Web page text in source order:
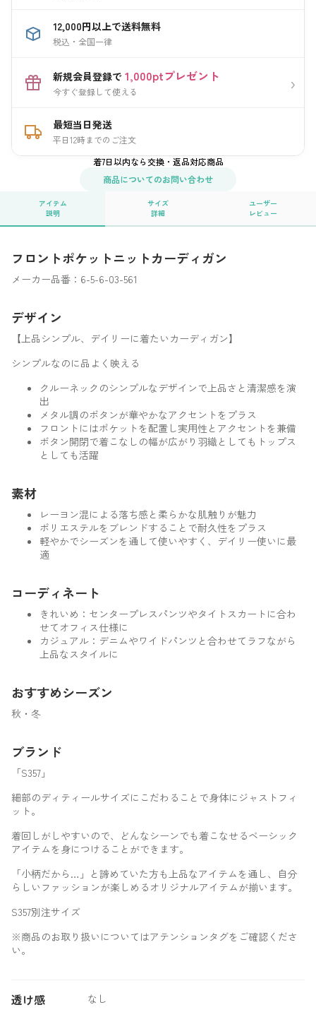
12,000円以上で送料無料
税込・全国一律
新規会員登録で 1,000ptプレゼント
今すぐ登録して使える ›
最短当日発送
平日12時までのご注文
着7日以内なら交換・返品対応商品
商品についてのお問い合わせ
アイテム
説明
サイズ
詳細
ユーザー
レビュー
フロントポケットニットカーディガン
メーカー品番：6-5-6-03-561
デザイン
【上品シンプル、デイリーに着たいカーディガン】
シンプルなのに品よく映える
クルーネックのシンプルなデザインで上品さと清潔感を演
出
メタル調のボタンが華やかなアクセントをプラス
フロントにはポケットを配置し実用性とアクセントを兼備
ボタン開閉で着こなしの幅が広がり羽織としてもトップス
としても活躍
素材
レーヨン混による落ち感と柔らかな肌触りが魅力
ポリエステルをブレンドすることで耐久性をプラス
軽やかでシーズンを通して使いやすく、デイリー使いに最
適
コーディネート
きれいめ：センタープレスパンツやタイトスカートに合わ
せてオフィス仕様に
カジュアル：デニムやワイドパンツと合わせてラフながら
上品なスタイルに
おすすめシーズン
秋・冬
ブランド
「S357」
細部のディティールサイズにこだわることで身体にジャストフィ
ット。
着回しがしやすいので、どんなシーンでも着こなせるベーシック
アイテムを身につけることができます。
「小柄だから…」と諦めていた方も上品なアイテムを通し、自分
らしいファッションが楽しめるオリジナルアイテムが揃います。
S357別注サイズ
※商品のお取り扱いについてはアテンションタグをご確認くださ
い。
透け感 なし